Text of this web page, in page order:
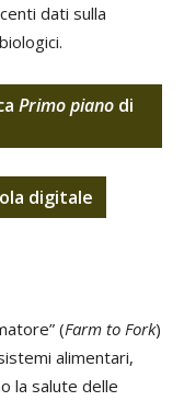
dati sulla
Primo piano di
digitale
(Farm to Fork)
alimentari,
la salute delle